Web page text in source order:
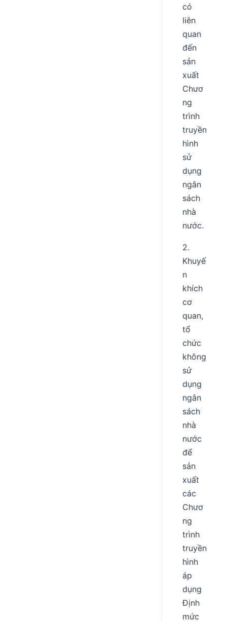
có
liên
quan
đến
sản
xuất
Chươ
ng
trình
truyền
hình
sử
dụng
ngân
sách
nhà
nước.
2.
Khuyế
n
khích
cơ
quan,
tổ
chức
không
sử
dụng
ngân
sách
nhà
nước
để
sản
xuất
các
Chươ
ng
trình
truyền
hình
áp
dụng
Định
mức